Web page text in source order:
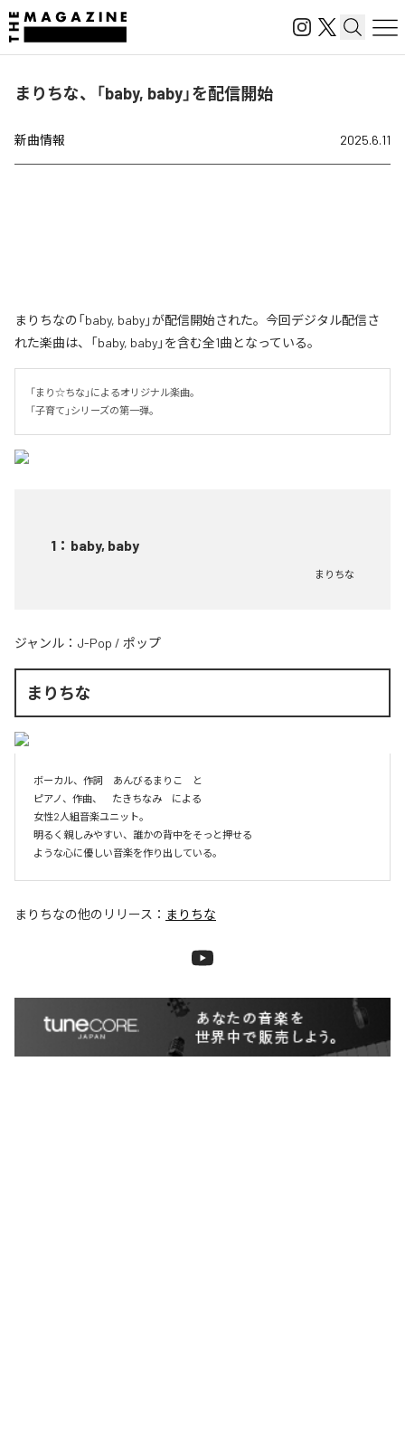
まりちな、「baby, baby」を配信開始
新曲情報 2025.6.11
まりちなの「baby, baby」が配信開始された。今回デジタル配信さ
れた楽曲は、「baby, baby」を含む全1曲となっている。
「まり☆ちな」によるオリジナル楽曲。
「子育て」シリーズの第一弾。
1 ： baby, baby
まりちな
ジャンル： J-Pop / ポップ
まりちな
ボーカル、作詞　あんびるまりこ　と
ピアノ、作曲、　たきちなみ　による
女性2人組音楽ユニット。
明るく親しみやすい、誰かの背中をそっと押せる
ような心に優しい音楽を作り出している。
まりちなの他のリリース： まりちな